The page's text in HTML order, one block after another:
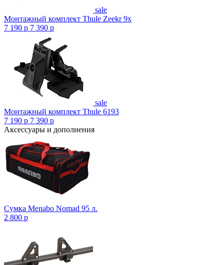
sale
Монтажный комплект Thule Zeekr 9x
7 190 p 7 390 p
sale
Монтажный комплект Thule 6193
7 190 p 7 390 p
Аксессуары и дополнения
Сумка Menabo Nomad 95 л.
2 800 p